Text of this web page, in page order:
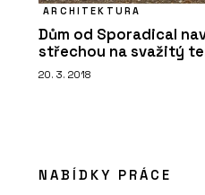
ARCHITEKTURA
Dům od Sporadical
střechou na svažitý
20. 3. 2018
NABÍDKY PRÁCE